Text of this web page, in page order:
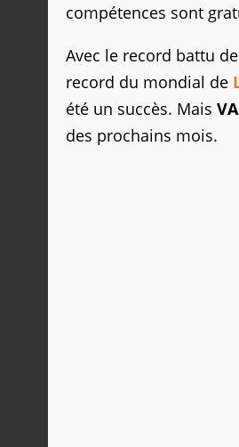
compétences sont
Avec le record battu
record du mondial de
été un succès. Mais
des prochains mois.